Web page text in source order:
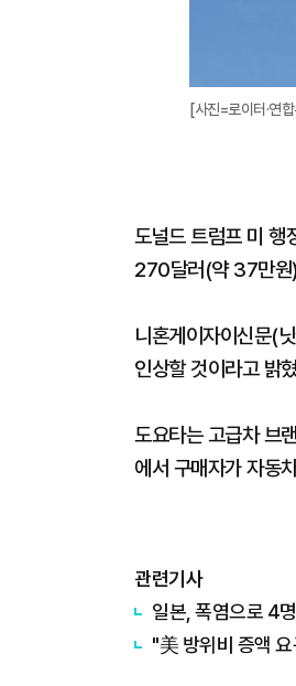
[사진=로이터·연
도널드 트럼프 미 행
270달러(약 37만원
니혼게이자이신문(
인상할 것이라고 밝
도요타는 고급차 브
에서 구매자가 자동
관련기사
일본, 폭염으로 4
"美 방위비 증액